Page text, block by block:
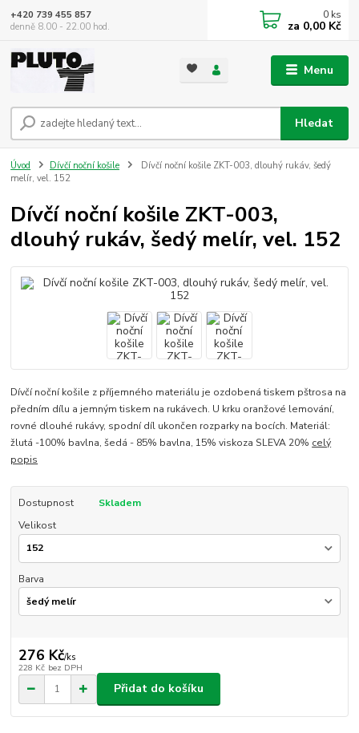
Menu
Hledat
+420 739 455 857
denně 8.00 - 22.00 hod.
0 ks
za 0,00 Kč
Úvod Dívčí noční košile
Dívčí noční košile ZKT-003, dlouhý rukáv, šedý
melír, vel. 152
Dívčí noční košile ZKT-003,
dlouhý rukáv, šedý melír, vel. 152
Dívčí noční košile z příjemného materiálu je ozdobená tiskem pštrosa na
předním dílu a jemným tiskem na rukávech. U krku oranžové lemování,
rovné dlouhé rukávy, spodní díl ukončen rozparky na bocích. Materiál:
žlutá -100% bavlna, šedá - 85% bavlna, 15% viskoza SLEVA 20% celý
popis
Dostupnost
Skladem
Velikost
Barva
276 Kč/ks
228 Kč bez DPH
Přidat do košíku